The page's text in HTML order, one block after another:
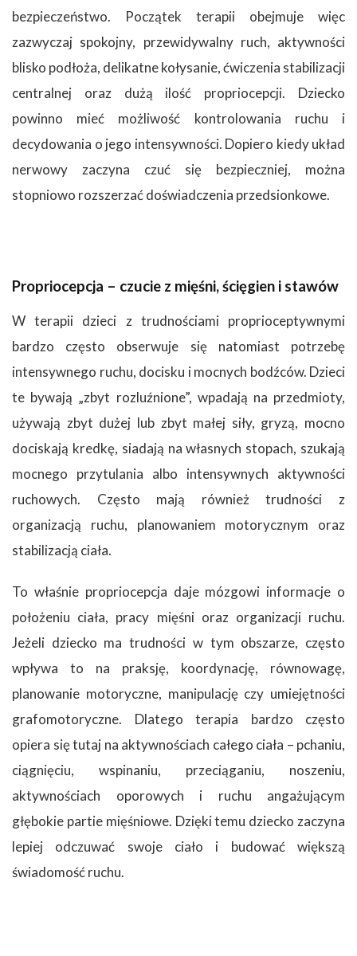
bezpieczeństwo. Początek terapii obejmuje więc
zazwyczaj spokojny, przewidywalny ruch, aktywności
blisko podłoża, delikatne kołysanie, ćwiczenia stabilizacji
centralnej oraz dużą ilość propriocepcji. Dziecko
powinno mieć możliwość kontrolowania ruchu i
decydowania o jego intensywności. Dopiero kiedy układ
nerwowy zaczyna czuć się bezpieczniej, można
stopniowo rozszerzać doświadczenia przedsionkowe.
Propriocepcja – czucie z mięśni, ścięgien i stawów
W terapii dzieci z trudnościami proprioceptywnymi
bardzo często obserwuje się natomiast potrzebę
intensywnego ruchu, docisku i mocnych bodźców. Dzieci
te bywają „zbyt rozluźnione”, wpadają na przedmioty,
używają zbyt dużej lub zbyt małej siły, gryzą, mocno
dociskają kredkę, siadają na własnych stopach, szukają
mocnego przytulania albo intensywnych aktywności
ruchowych. Często mają również trudności z
organizacją ruchu, planowaniem motorycznym oraz
stabilizacją ciała.
To właśnie propriocepcja daje mózgowi informacje o
położeniu ciała, pracy mięśni oraz organizacji ruchu.
Jeżeli dziecko ma trudności w tym obszarze, często
wpływa to na praksję, koordynację, równowagę,
planowanie motoryczne, manipulację czy umiejętności
grafomotoryczne. Dlatego terapia bardzo często
opiera się tutaj na aktywnościach całego ciała – pchaniu,
ciągnięciu, wspinaniu, przeciąganiu, noszeniu,
aktywnościach oporowych i ruchu angażującym
głębokie partie mięśniowe. Dzięki temu dziecko zaczyna
lepiej odczuwać swoje ciało i budować większą
świadomość ruchu.